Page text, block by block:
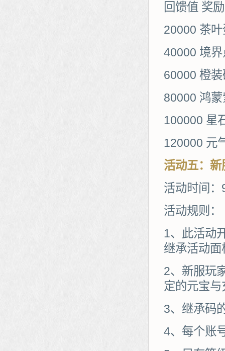
回馈值 奖励
20000 茶
40000 境
60000 橙
80000 鸿
100000 星
120000 元
活动五： 新
活动时间
活动规则：
1、此活动
继承活动面
2、新服玩
定的元宝
3、继承码
4、每个账